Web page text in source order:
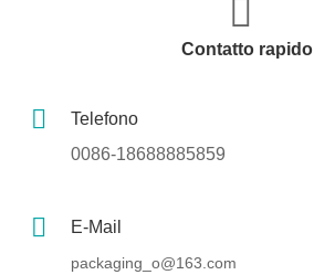
Contatto rapido
Telefono
0086-18688885859
E-Mail
packaging_o@163.com